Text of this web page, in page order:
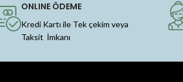
ONLINE ÖDEME
Kredi Kartı ile Tek çekim veya
Taksit İmkanı